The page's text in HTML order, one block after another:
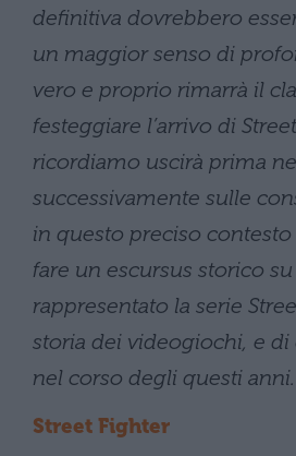
definitiva dovrebbero
un maggior senso di
vero e proprio rimarrà il
festeggiare l’arrivo di
ricordiamo uscirà prima
successivamente sulle
in questo preciso
fare un escursus storico
rappresentato la serie
storia dei videogiochi, e di
nel corso degli questi anni.
Street Fighter